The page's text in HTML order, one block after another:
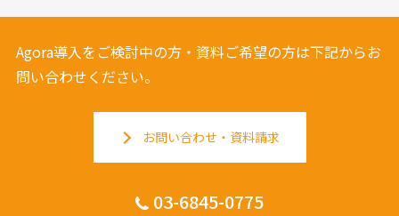
Agora導入をご検討中の方・資料ご希望の方は下記からお
問い合わせください。
お問い合わせ・資料請求
03-6845-0775